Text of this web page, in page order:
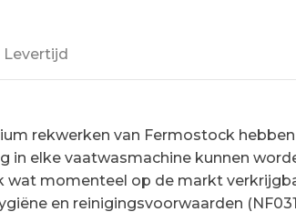
Levertijd
rekwerken van Fermostock
in elke vaatwasmachine kunnen
momenteel op de markt
en reinigingsvoorwaarden